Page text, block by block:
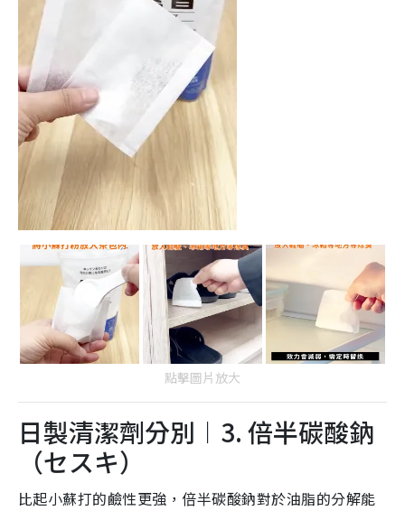
點擊圖片放大
日製清潔劑分別︱3. 倍半碳酸鈉
（セスキ）
比起小蘇打的鹼性更強，倍半碳酸鈉對於油脂的分解能